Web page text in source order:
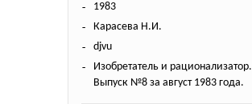
1983
Карасева Н.И.
djvu
Изобретатель и рационализатор.
Выпуск №8 за август 1983 года.